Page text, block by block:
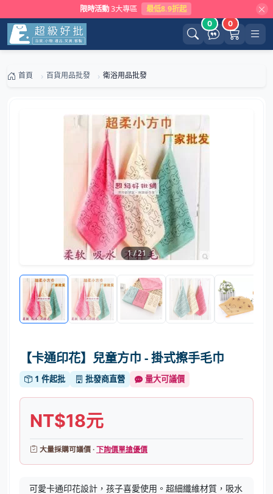
限時活動 3大專區 最低8.9折起
0 0
首頁 百貨用品批發 衛浴用品批發
1/21
【卡通印花】兒童方巾 - 掛式擦手毛巾
1 件起批 批發商直營 量大可議價
NT$18元
大量採購可議價 ·下詢價單搶優價
可愛卡通印花設計，孩子喜愛使用。超細纖維材質，吸水